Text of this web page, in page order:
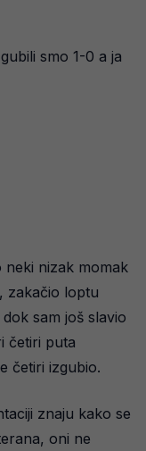
smo 1-0 a ja
neki nizak momak
zakačio loptu
sam još slavio
četiri puta
četiri izgubio.
znaju kako se
oni ne